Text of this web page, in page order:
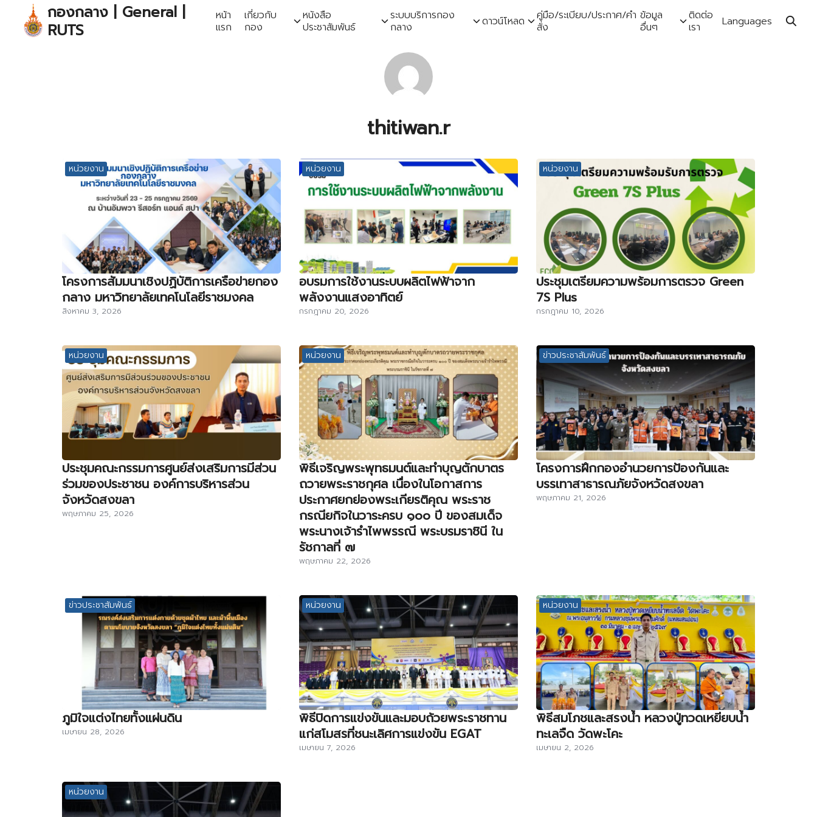
content
กองกลาง | General |
RUTS
หน้า
แรก
เกี่ยวกับ
กอง
หนังสือ
ประชาสัมพันธ์
ระบบบริการกอง
กลาง
ดาวน์โหลด
คู่มือ/ระเบียบ/ประกาศ/คำ
สั่ง
ข้อมูล
อื่นๆ
ติดต่อ
เรา
Languages
thitiwan.r
หน่วยงาน
โครงการสัมมนาเชิงปฏิบัติการเครือข่ายกอง
กลาง มหาวิทยาลัยเทคโนโลยีราชมงคล
สิงหาคม 3, 2026
หน่วยงาน
อบรมการใช้งานระบบผลิตไฟฟ้าจาก
พลังงานแสงอาทิตย์
กรกฎาคม 20, 2026
หน่วยงาน
ประชุมเตรียมความพร้อมการตรวจ Green
7S Plus
กรกฎาคม 10, 2026
หน่วยงาน
ประชุมคณะกรรมการศูนย์ส่งเสริมการมีส่วน
ร่วมของประชาชน องค์การบริหารส่วน
จังหวัดสงขลา
พฤษภาคม 25, 2026
หน่วยงาน
พิธีเจริญพระพุทธมนต์และทำบุญตักบาตร
ถวายพระราชกุศล เนื่องในโอกาสการ
ประกาศยกย่องพระเกียรติคุณ พระราช
กรณียกิจในวาระครบ ๑๐๐ ปี ของสมเด็จ
พระนางเจ้ารำไพพรรณี พระบรมราชินี ใน
รัชกาลที่ ๗
พฤษภาคม 22, 2026
ข่าวประชาสัมพันธ์
โครงการฝึกกองอำนวยการป้องกันและ
บรรเทาสาธารณภัยจังหวัดสงขลา
พฤษภาคม 21, 2026
ข่าวประชาสัมพันธ์
ภูมิใจแต่งไทยทั้งแผ่นดิน
เมษายน 28, 2026
หน่วยงาน
พิธีปิดการแข่งขันและมอบถ้วยพระราชทาน
แก่สโมสรที่ชนะเลิศการแข่งขัน EGAT
เมษายน 7, 2026
หน่วยงาน
พิธีสมโภชและสรงน้ำ หลวงปู่ทวดเหยียบน้ำ
ทะเลจืด วัดพะโคะ
เมษายน 2, 2026
หน่วยงาน